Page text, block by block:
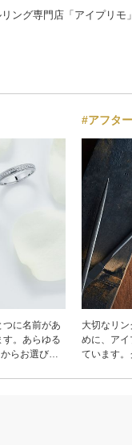
ング専門店「アイプリモ
に名前があ
す。あらゆる
らお選びい
も飽きること
#アフタ
大切なリ
めに、ア
ています。
プサービ